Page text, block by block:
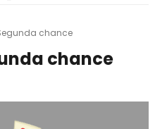
chance
chance